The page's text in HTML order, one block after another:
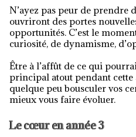
N’ayez pas peur de prendre
ouvriront des portes
opportunités. C’est le
curiosité, de dynamisme,
Être à l’affût de ce qui
principal atout pendant
quelque peu bousculer vos
mieux vous faire évoluer.
Le cœur en année 3